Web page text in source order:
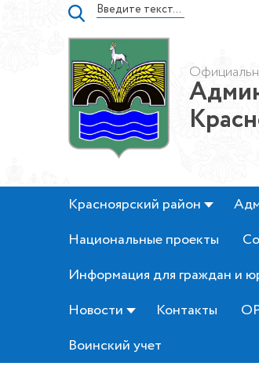
Красноярский район
Национальные проекты
Информация для граждан и
Новости
Контакты
Воинский учет